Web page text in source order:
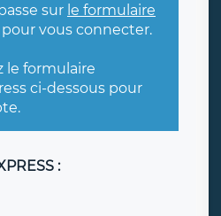
sur le formulaire
pour vous connecter.
le formulaire
ci-dessous pour
: